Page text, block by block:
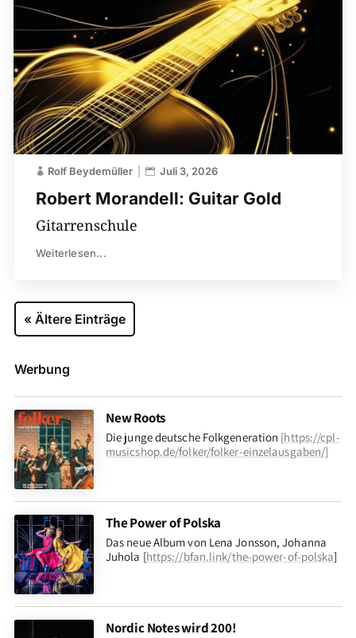
Robert Morandell: Guitar Gold
Rolf Beydemüller Juli 3, 2026
Gitarrenschule
Weiterlesen...
« Ältere Einträge
Werbung
New Roots
Die junge deutsche Folkgeneration [https://cpl-
musicshop.de/folker/folker-einzelausgaben/]
The Power of Polska
Das neue Album von Lena Jonsson, Johanna
Juhola [https://bfan.link/the-power-of-polska]
Nordic Notes wird 200!